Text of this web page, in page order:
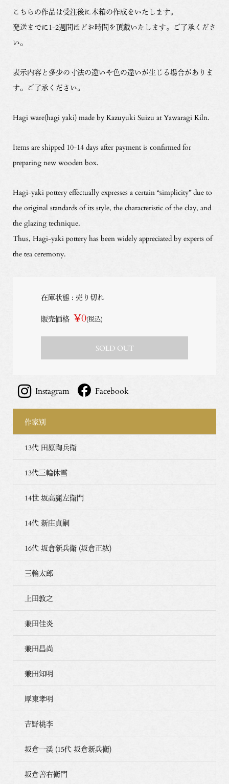
こちらの作品は受注後に木箱の作成をいたします。
発送までに1-2週間ほどお時間を頂戴いたします。ご了承くださ
い。
表示内容と多少の寸法の違いや色の違いが生じる場合がありま
す。ご了承ください。
Hagi ware(hagi yaki) made by Kazuyuki Suizu at Yawaragi Kiln.
Items are shipped 10-14 days after payment is confirmed for
preparing new wooden box.
Hagi-yaki pottery effectually expresses a certain “simplicity” due to
the original standards of its style, the characteristic of the clay, and
the glazing technique.
Thus, Hagi-yaki pottery has been widely appreciated by experts of
the tea ceremony.
在庫状態 : 売り切れ
販売価格 ¥0(税込)
SOLD OUT
Instagram Facebook
作家別
13代 田原陶兵衛
13代三輪休雪
14世 坂高麗左衛門
14代 新庄貞嗣
16代 坂倉新兵衛 (坂倉正紘)
三輪太郎
上田敦之
兼田佳炎
兼田昌尚
兼田知明
厚東孝明
吉野桃李
坂倉一渓 (15代 坂倉新兵衛)
坂倉善右衛門